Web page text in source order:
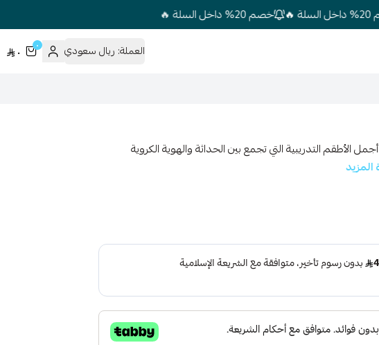
خصم 20% داخل السلة 🔥
العملة: ريال سعودي ٠ ٠
موسم 24/25 واحدا من أجمل الأطقم التدريبية التي تجمع بين الحداثة والهوية الكروية
المزيد